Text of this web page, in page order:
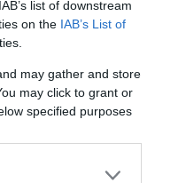
list of downstream
on the IAB’s List of
may gather and store
may click to grant or
specified purposes
se
3 Bitcoin
impulsa
4 Finanzas
Z: el auge
5
El grupo
mueve